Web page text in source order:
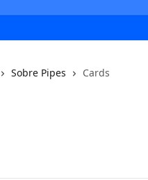
Sobre Pipes Cards